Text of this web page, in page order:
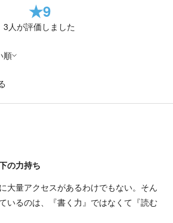
★9
3人が評価しました
順
の力持ち
大量アクセスがあるわけでもない。そん
いるのは、『書く力』ではなくて『読む